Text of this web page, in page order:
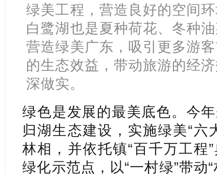
绿美工程，营造良好的空间
白鹭湖也是夏种荷花、冬种
营造绿美广东，吸引更多游
的生态效益，带动旅游的经
深做实。
绿色是发展的最美底色。今
归湖生态建设，实施绿美“六
林相，并依托镇“百千万工程
绿化示范点，以“一村绿”带动